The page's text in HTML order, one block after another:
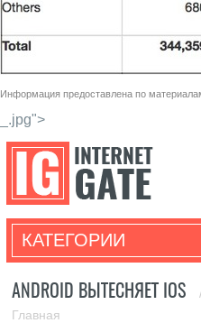
Информация предоставлена по
_.jpg">
КАТЕГОРИИ
ANDROID ВЫТЕСНЯЕТ IOS
Главная